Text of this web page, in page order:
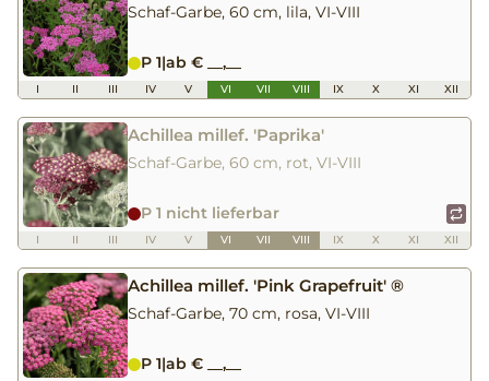
Schaf-Garbe, 60 cm, lila, VI-VIII
P 1|ab € __,__
I II III IV V VI VII VIII IX X XI XII
Achillea millef. 'Paprika'
Schaf-Garbe, 60 cm, rot, VI-VIII
P 1 nicht lieferbar
I II III IV V VI VII VIII IX X XI XII
Achillea millef. 'Pink Grapefruit' ®
Schaf-Garbe, 70 cm, rosa, VI-VIII
P 1|ab € __,__